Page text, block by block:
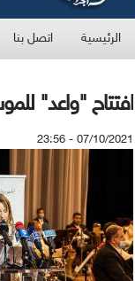
الرئيسية اتصل بنا
افتتاح "واعد"
07/10/2021 - 23:56